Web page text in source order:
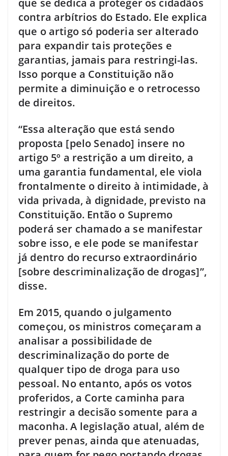
contra arbítrios do Estado. Ele explica
que o artigo só poderia ser alterado
para expandir tais proteções e
garantias, jamais para restringi-las.
Isso porque a Constituição não
permite a diminuição e o retrocesso
de direitos.
“Essa alteração que está sendo
proposta [pelo Senado] insere no
artigo 5º a restrição a um direito, a
uma garantia fundamental, ele viola
frontalmente o direito à intimidade, à
vida privada, à dignidade, previsto na
Constituição. Então o Supremo
poderá ser chamado a se manifestar
sobre isso, e ele pode se manifestar
já dentro do recurso extraordinário
[sobre descriminalização de drogas]”,
disse.
Em 2015, quando o julgamento
começou, os ministros começaram a
analisar a possibilidade de
descriminalização do porte de
qualquer tipo de droga para uso
pessoal. No entanto, após os votos
proferidos, a Corte caminha para
restringir a decisão somente para a
maconha. A legislação atual, além de
prever penas, ainda que atenuadas,